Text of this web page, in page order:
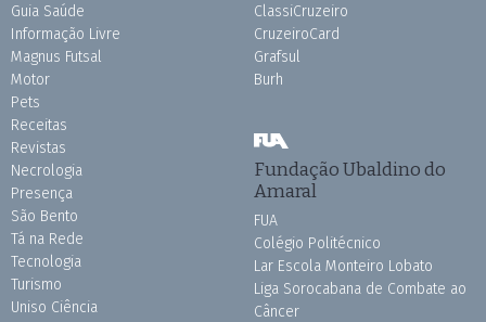
Guia Saúde
Informação Livre
Magnus Futsal
Motor
Pets
Receitas
Revistas
Necrologia
Presença
São Bento
Tá na Rede
Tecnologia
Turismo
Uniso Ciência
ClassiCruzeiro
CruzeiroCard
Grafsul
Burh
Fundação Ubaldino do
Amaral
FUA
Colégio Politécnico
Lar Escola Monteiro Lobato
Liga Sorocabana de Combate ao
Câncer